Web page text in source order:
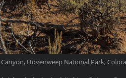
Canyon, Hovenweep National Park,